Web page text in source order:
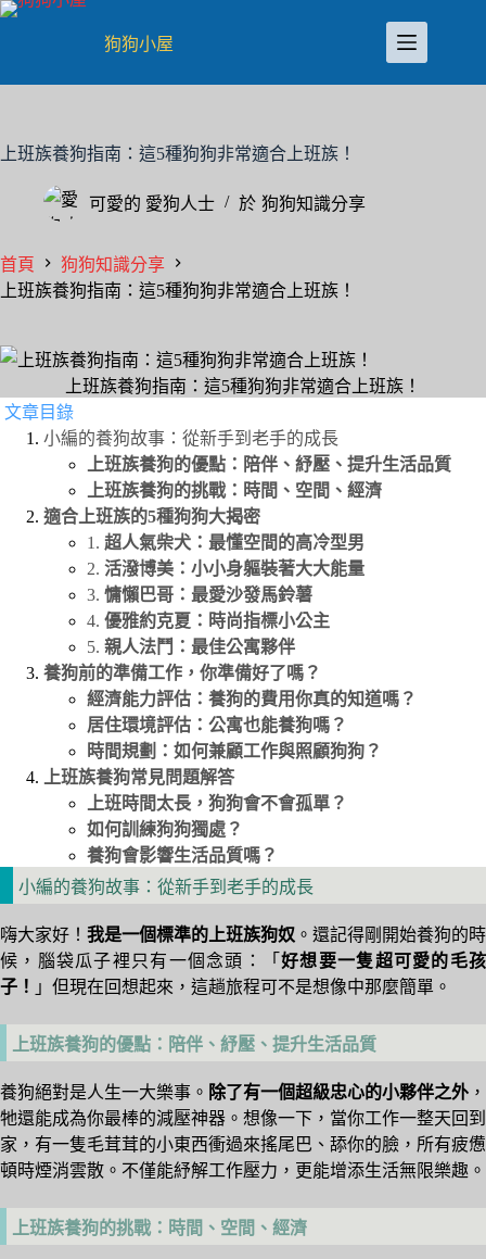
跳
容
狗狗小屋
上班族養狗指南：這5種狗狗非常適合上班族！
可愛的 愛狗人士 於 狗狗知識分享
首頁
狗狗知識分享
上班族養狗指南：這5種狗狗非常適合上班族！
上班族養狗指南：這5種狗狗非常適合上班族！
文章目錄
小編的養狗故事：從新手到老手的成長
上班族養狗的優點：陪伴、紓壓、提升生活品質
上班族養狗的挑戰：時間、空間、經濟
適合上班族的5種狗狗大揭密
1. 超人氣柴犬：最懂空間的高冷型男
2. 活潑博美：小小身軀裝著大大能量
3. 慵懶巴哥：最愛沙發馬鈴薯
4. 優雅約克夏：時尚指標小公主
5. 親人法鬥：最佳公寓夥伴
養狗前的準備工作，你準備好了嗎？
經濟能力評估：養狗的費用你真的知道嗎？
居住環境評估：公寓也能養狗嗎？
時間規劃：如何兼顧工作與照顧狗狗？
上班族養狗常見問題解答
上班時間太長，狗狗會不會孤單？
如何訓練狗狗獨處？
養狗會影響生活品質嗎？
小編的養狗故事：從新手到老手的成長
嗨大家好！ 我是一個標準的上班族狗奴 。還記得剛開始養狗的時
候，腦袋瓜子裡只有一個念頭：「好想要一隻超可愛的毛孩
子！ 」但現在回想起來，這趟旅程可不是想像中那麼簡單。
上班族養狗的優點：陪伴、紓壓、提升生活品質
養狗絕對是人生一大樂事。 除了有一個超級忠心的小夥伴之外 ，
牠還能成為你最棒的減壓神器。想像一下，當你工作一整天回到
家，有一隻毛茸茸的小東西衝過來搖尾巴、舔你的臉，所有疲憊
頓時煙消雲散。不僅能紓解工作壓力，更能增添生活無限樂趣。
上班族養狗的挑戰：時間、空間、經濟